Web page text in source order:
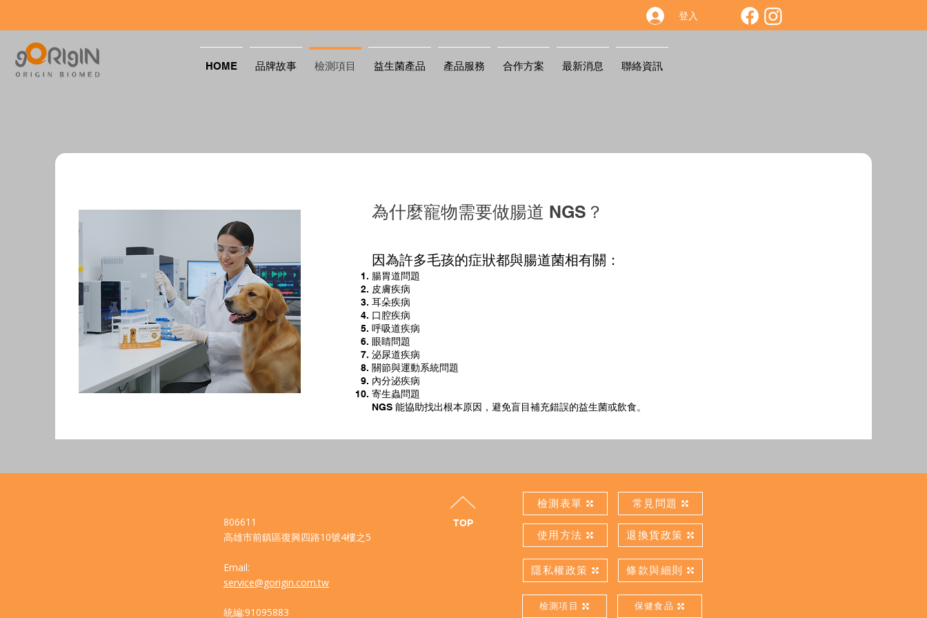
登入
HOME 品牌故事 檢測項目 益生菌產品 產品服務 合作方案 最新消息 聯絡資訊
為什麼寵物需要做腸道 NGS？
因為許多毛孩的症狀都與腸道菌相有關：
腸胃道問題
皮膚疾病
耳朵疾病
口腔疾病
呼吸道疾病
眼睛問題
泌尿道疾病
關節與運動系統問題
內分泌疾病
寄生蟲問題
NGS 能協助找出根本原因，避免盲目補充錯誤的益生菌或飲食。
檢測表單
TOP
使用方法
檢測項目
隱私權政策
806611
高雄市前鎮區復興四路10號4樓之5
Email:
service@gorigin.com.tw
​統編:91095883
常見問題
退換貨政策
條款與細則
保健食品